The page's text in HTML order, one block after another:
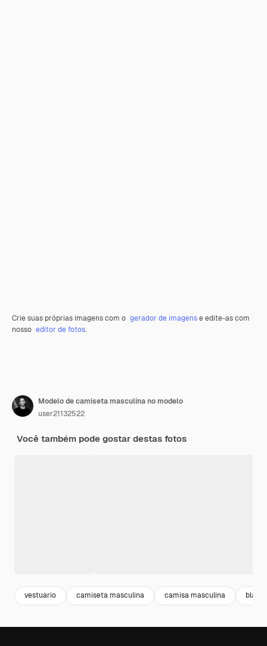
Crie suas próprias imagens com o gerador de imagense edite-as com
nosso editor de fotos.
Modelo de camiseta masculina no modelo
user21132522
Você também pode gostar destas fotos
vestuario camiseta masculina camisa masculina black